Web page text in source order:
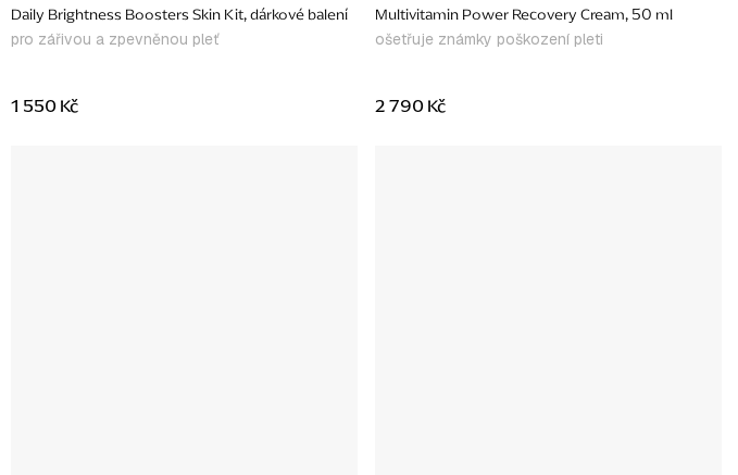
Daily Brightness Boosters Skin Kit, dárkové balení
pro zářivou a zpevněnou pleť
1 550 Kč
Multivitamin Power Recovery Cream, 50 ml
ošetřuje známky poškození pleti
2 790 Kč